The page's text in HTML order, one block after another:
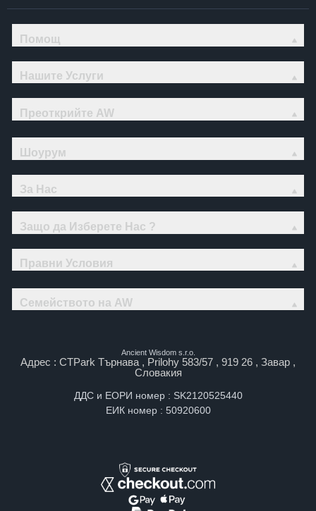
Помощ
Нашите Услуги
Преоткрийте AW
Шоурум
За Нас
Защо да Изберете Нас ?
Правни Условия
Семейството на AW
Ancient Wisdom s.r.o.
Адрес : CTPark Търнава , Prilohy 583/57 , 919 26 , Завар ,
Словакия
ДДС и ЕОРИ номер : SK2120525440
ЕИК номер : 50920600